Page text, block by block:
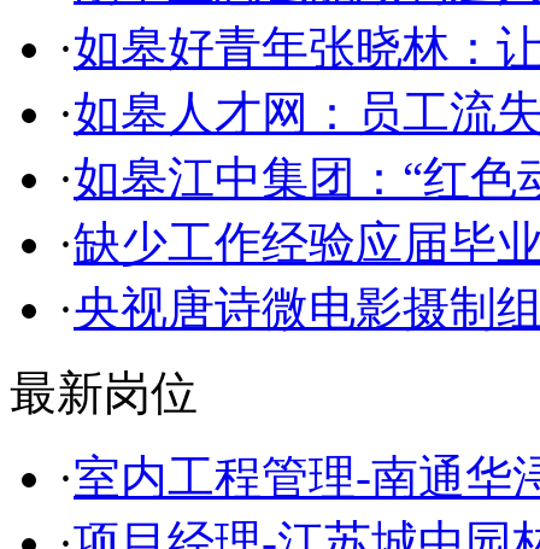
·如皋好青年张晓林：
·如皋人才网：员工流
·如皋江中集团：“红色
·缺少工作经验应届毕
·央视唐诗微电影摄制
最新岗位
·室内工程管理-南通华